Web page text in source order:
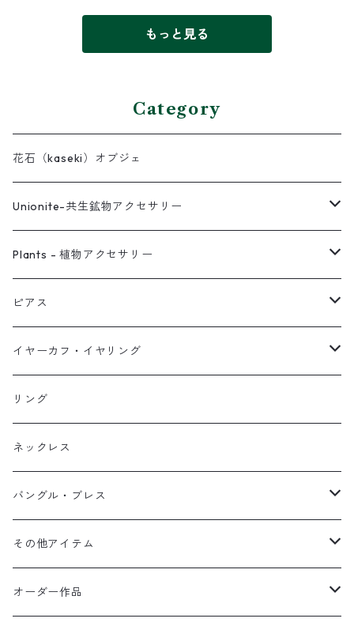
もっと見る
Category
花石（kaseki）オブジェ
Unionite-共生鉱物アクセサリー
ピアス
ネックレス
イヤーカフ
イヤリング
Plants - 植物アクセサリー
ピアス
ネックレス
リング
ブレス
オブジェ
イヤーカフ
ピアス
スタッド・一粒
フック・ぶら下がり
フープ
イヤーカフ・イヤリング
原石イヤーカフ
植物イヤーカフ
ぶら下がりイヤーカフ
2連イヤーカフ
イヤリング対応
リング
ネックレス
バングル・ブレス
ブレスレット
バングル
その他アイテム
ブローチ
オーダー作品